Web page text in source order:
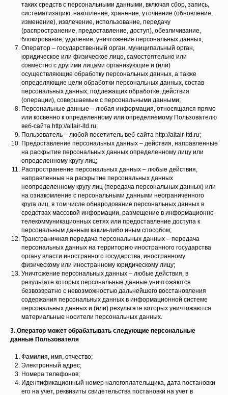
таких средств с персональными данными, включая сбор, запись,
систематизацию, накопление, хранение, уточнение (обновление,
изменение), извлечение, использование, передачу
(распространение, предоставление, доступ), обезличивание,
блокирование, удаление, уничтожение персональных данных;
Оператор – государственный орган, муниципальный орган,
юридическое или физическое лицо, самостоятельно или
совместно с другими лицами организующие и (или)
осуществляющие обработку персональных данных, а также
определяющие цели обработки персональных данных, состав
персональных данных, подлежащих обработке, действия
(операции), совершаемые с персональными данными;
Персональные данные – любая информация, относящаяся прямо
или косвенно к определенному или определяемому Пользователю
веб-сайта http://altair-ltd.ru;
Пользователь – любой посетитель веб-сайта http://altair-ltd.ru;
Предоставление персональных данных – действия, направленные
на раскрытие персональных данных определенному лицу или
определенному кругу лиц;
Распространение персональных данных – любые действия,
направленные на раскрытие персональных данных
неопределенному кругу лиц (передача персональных данных) или
на ознакомление с персональными данными неограниченного
круга лиц, в том числе обнародование персональных данных в
средствах массовой информации, размещение в информационно-
телекоммуникационных сетях или предоставление доступа к
персональным данным каким-либо иным способом;
Трансграничная передача персональных данных – передача
персональных данных на территорию иностранного государства
органу власти иностранного государства, иностранному
физическому или иностранному юридическому лицу;
Уничтожение персональных данных – любые действия, в
результате которых персональные данные уничтожаются
безвозвратно с невозможностью дальнейшего восстановления
содержания персональных данных в информационной системе
персональных данных и (или) результате которых уничтожаются
материальные носители персональных данных.
3. Оператор может обрабатывать следующие персональные
данные Пользователя
Фамилия, имя, отчество;
Электронный адрес;
Номера телефонов;
Идентификационный номер налогоплательщика, дата постановки
его на учет, реквизиты свидетельства постановки на учет в